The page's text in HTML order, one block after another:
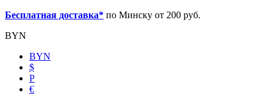
Бесплатная доставка* по Минску от 200 руб.
BYN
BYN
$
Р
€